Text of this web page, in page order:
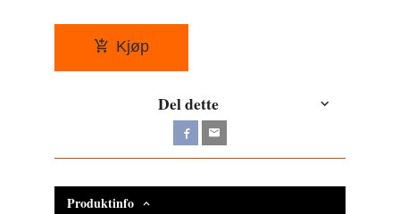
Kjøp
Del dette
Produktinfo